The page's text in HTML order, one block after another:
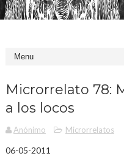
Microrrelato 78:
a los locos
Anónimo Microrrelatos
06-05-2011